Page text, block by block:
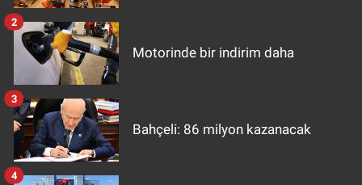
Motorinde bir indirim daha
2
Bahçeli: 86 milyon kazanacak
3
4